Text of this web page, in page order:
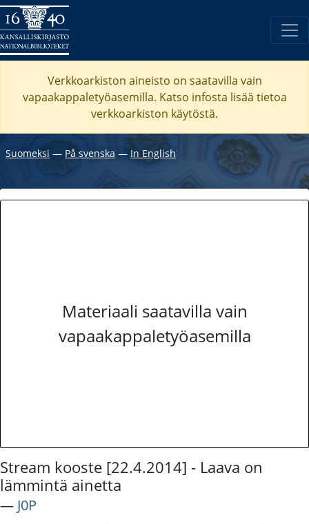
Verkkoarkiston aineisto on saatavilla vain
vapaakappaletyöasemilla. Katso infosta lisää tietoa
verkkoarkiston käytöstä.
Suomeksi ― På svenska ―In English
Materiaali saatavilla vain
vapaakappaletyöasemilla
Stream kooste [22.4.2014] - Laava on
lämmintä ainetta
― J0P